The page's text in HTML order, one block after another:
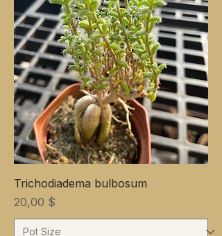
Trichodiadema bulbosum
Цена
20,00 $